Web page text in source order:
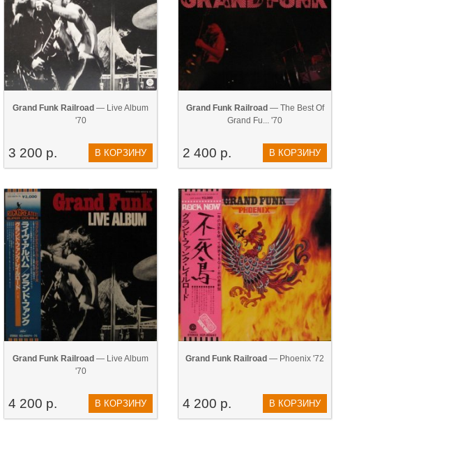
Grand Funk Railroad — Live Album
'70
3 200 р. В КОРЗИНУ
Grand Funk Railroad — The Best Of
Grand Fu... '70
2 400 р. В КОРЗИНУ
Grand Funk Railroad — Live Album
'70
4 200 р. В КОРЗИНУ
Grand Funk Railroad — Phoenix '72
4 200 р. В КОРЗИНУ